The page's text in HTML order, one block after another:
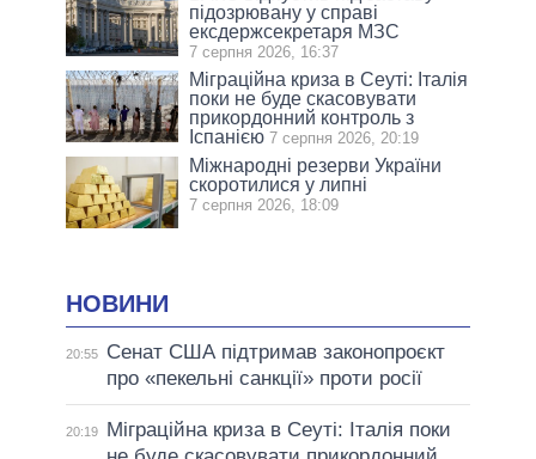
підозрювану у справі
ексдержсекретаря МЗС
7 серпня 2026, 16:37
Міграційна криза в Сеуті: Італія
поки не буде скасовувати
прикордонний контроль з
Іспанією 7 серпня 2026, 20:19
Міжнародні резерви України
скоротилися у липні
7 серпня 2026, 18:09
НОВИНИ
20:55
Сенат США підтримав законопроєкт
про «пекельні санкції» проти росії
20:19
Міграційна криза в Сеуті: Італія поки